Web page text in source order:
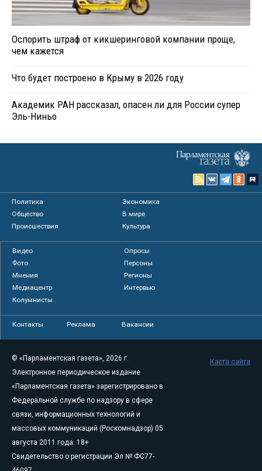
Оспорить штраф от кикшеринговой компании проще,
чем кажется
Что будет построено в Крыму в 2026 году
Академик РАН рассказал, опасен ли для России супер
Эль-Ниньо
Политика
Экономика
Общество
В мире
Происшествия
Культура
Видео
Опросы
Фото
Персоны
Мнения
Регионы
Медиацентр
Интервью
Колумнисты
Контакты Реклама Вакансии
© «Парламентская газета», 2026 г.
Электронное периодическое издание
«Парламентская газета» зарегистрировано в
Федеральной службе по надзору в сфере
связи, информационных технологий и
массовых коммуникаций (Роскомнадзор) 05
августа 2011 года. 18+
Свидетельство о регистрации Эл № ФС77-
Карта сайта